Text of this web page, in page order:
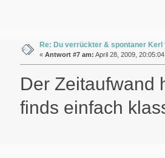
Re: Du verrückter & spontaner Kerl
« Antwort #7 am: April 28, 2009,
Der Zeitaufwand
finds einfach